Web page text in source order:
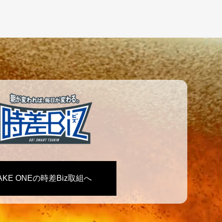
ONEの時差Biz取組へ